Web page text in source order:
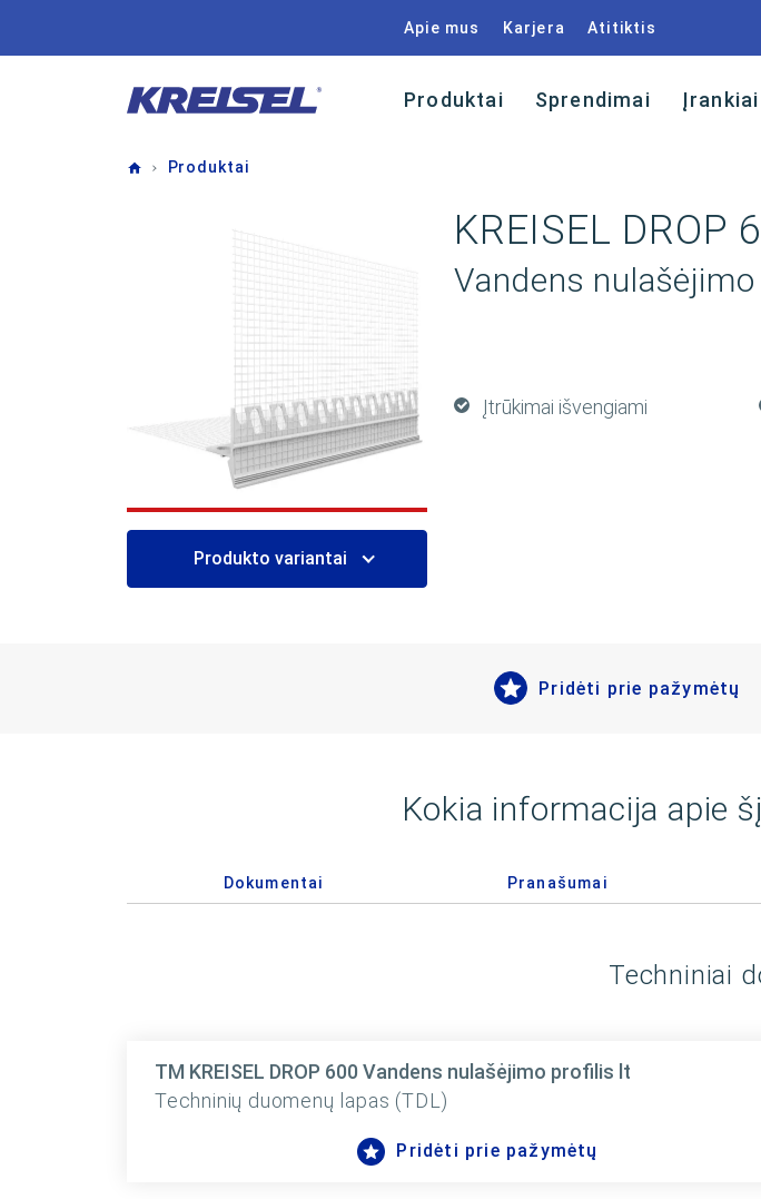
Apie mus Karjera Atitiktis
Produktai Sprendimai
HomeProduktai
KREISEL DROP
Vandens
Įtrūkimai išvengiami
Produkto variantai
Pridėti prie pažymėtų
Kokia informacija apie
Dokumentai Pranašumai
Techniniai
TM KREISEL DROP 600 Vandens nulašėjimo profilis lt
Techninių duomenų lapas (TDL)
Pridėti prie pažymėtų